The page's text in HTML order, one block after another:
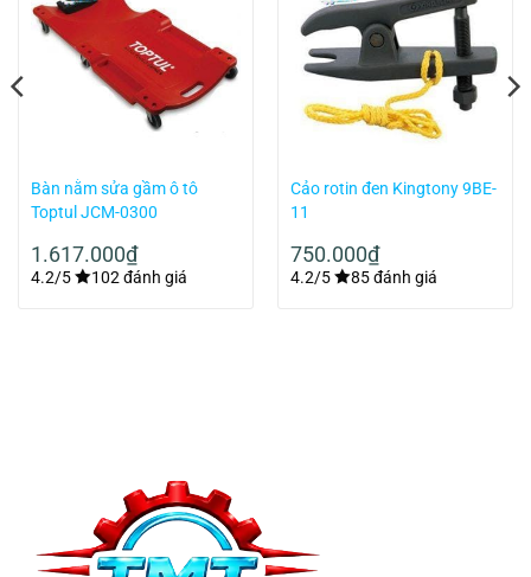
Bàn nằm sửa gầm ô tô
Toptul JCM-0300
1.617.000₫
4.2/5 102 đánh giá
Cảo rotin đen Kingtony 9BE-
11
750.000₫
4.2/5 85 đánh giá